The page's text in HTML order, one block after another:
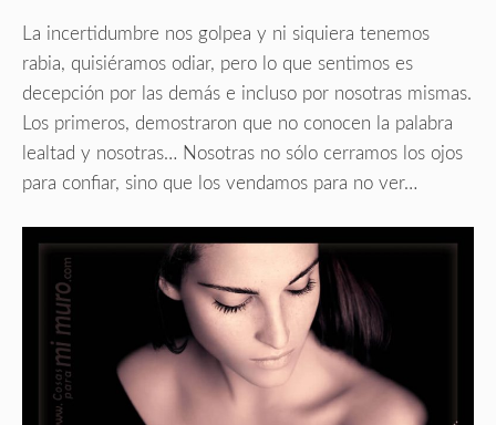
La incertidumbre nos golpea y ni siquiera tenemos
rabia, quisiéramos odiar, pero lo que sentimos es
decepción por las demás e incluso por nosotras mismas.
Los primeros, demostraron que no conocen la palabra
lealtad y nosotras… Nosotras no sólo cerramos los ojos
para confiar, sino que los vendamos para no ver…